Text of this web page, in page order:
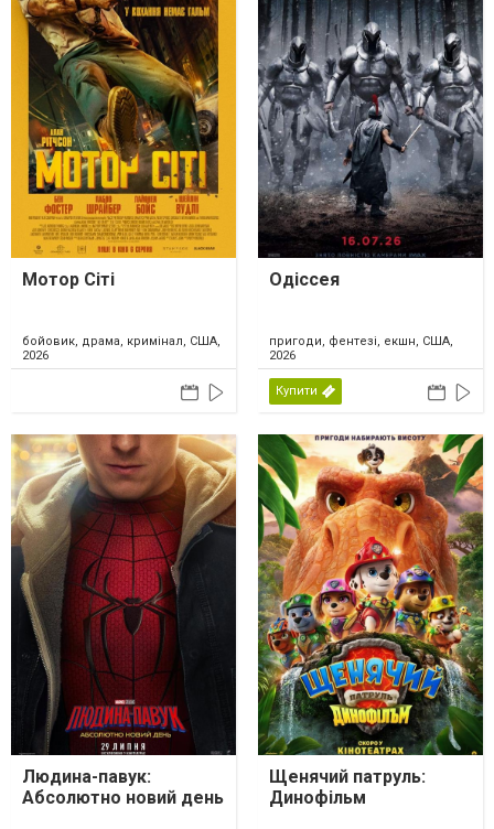
Мотор Сіті
бойовик, драма, кримінал, США,
2026
Одіссея
пригоди, фентезі, екшн, США,
2026
Купити
Людина-павук:
Абсолютно новий день
Щенячий патруль:
Динофільм